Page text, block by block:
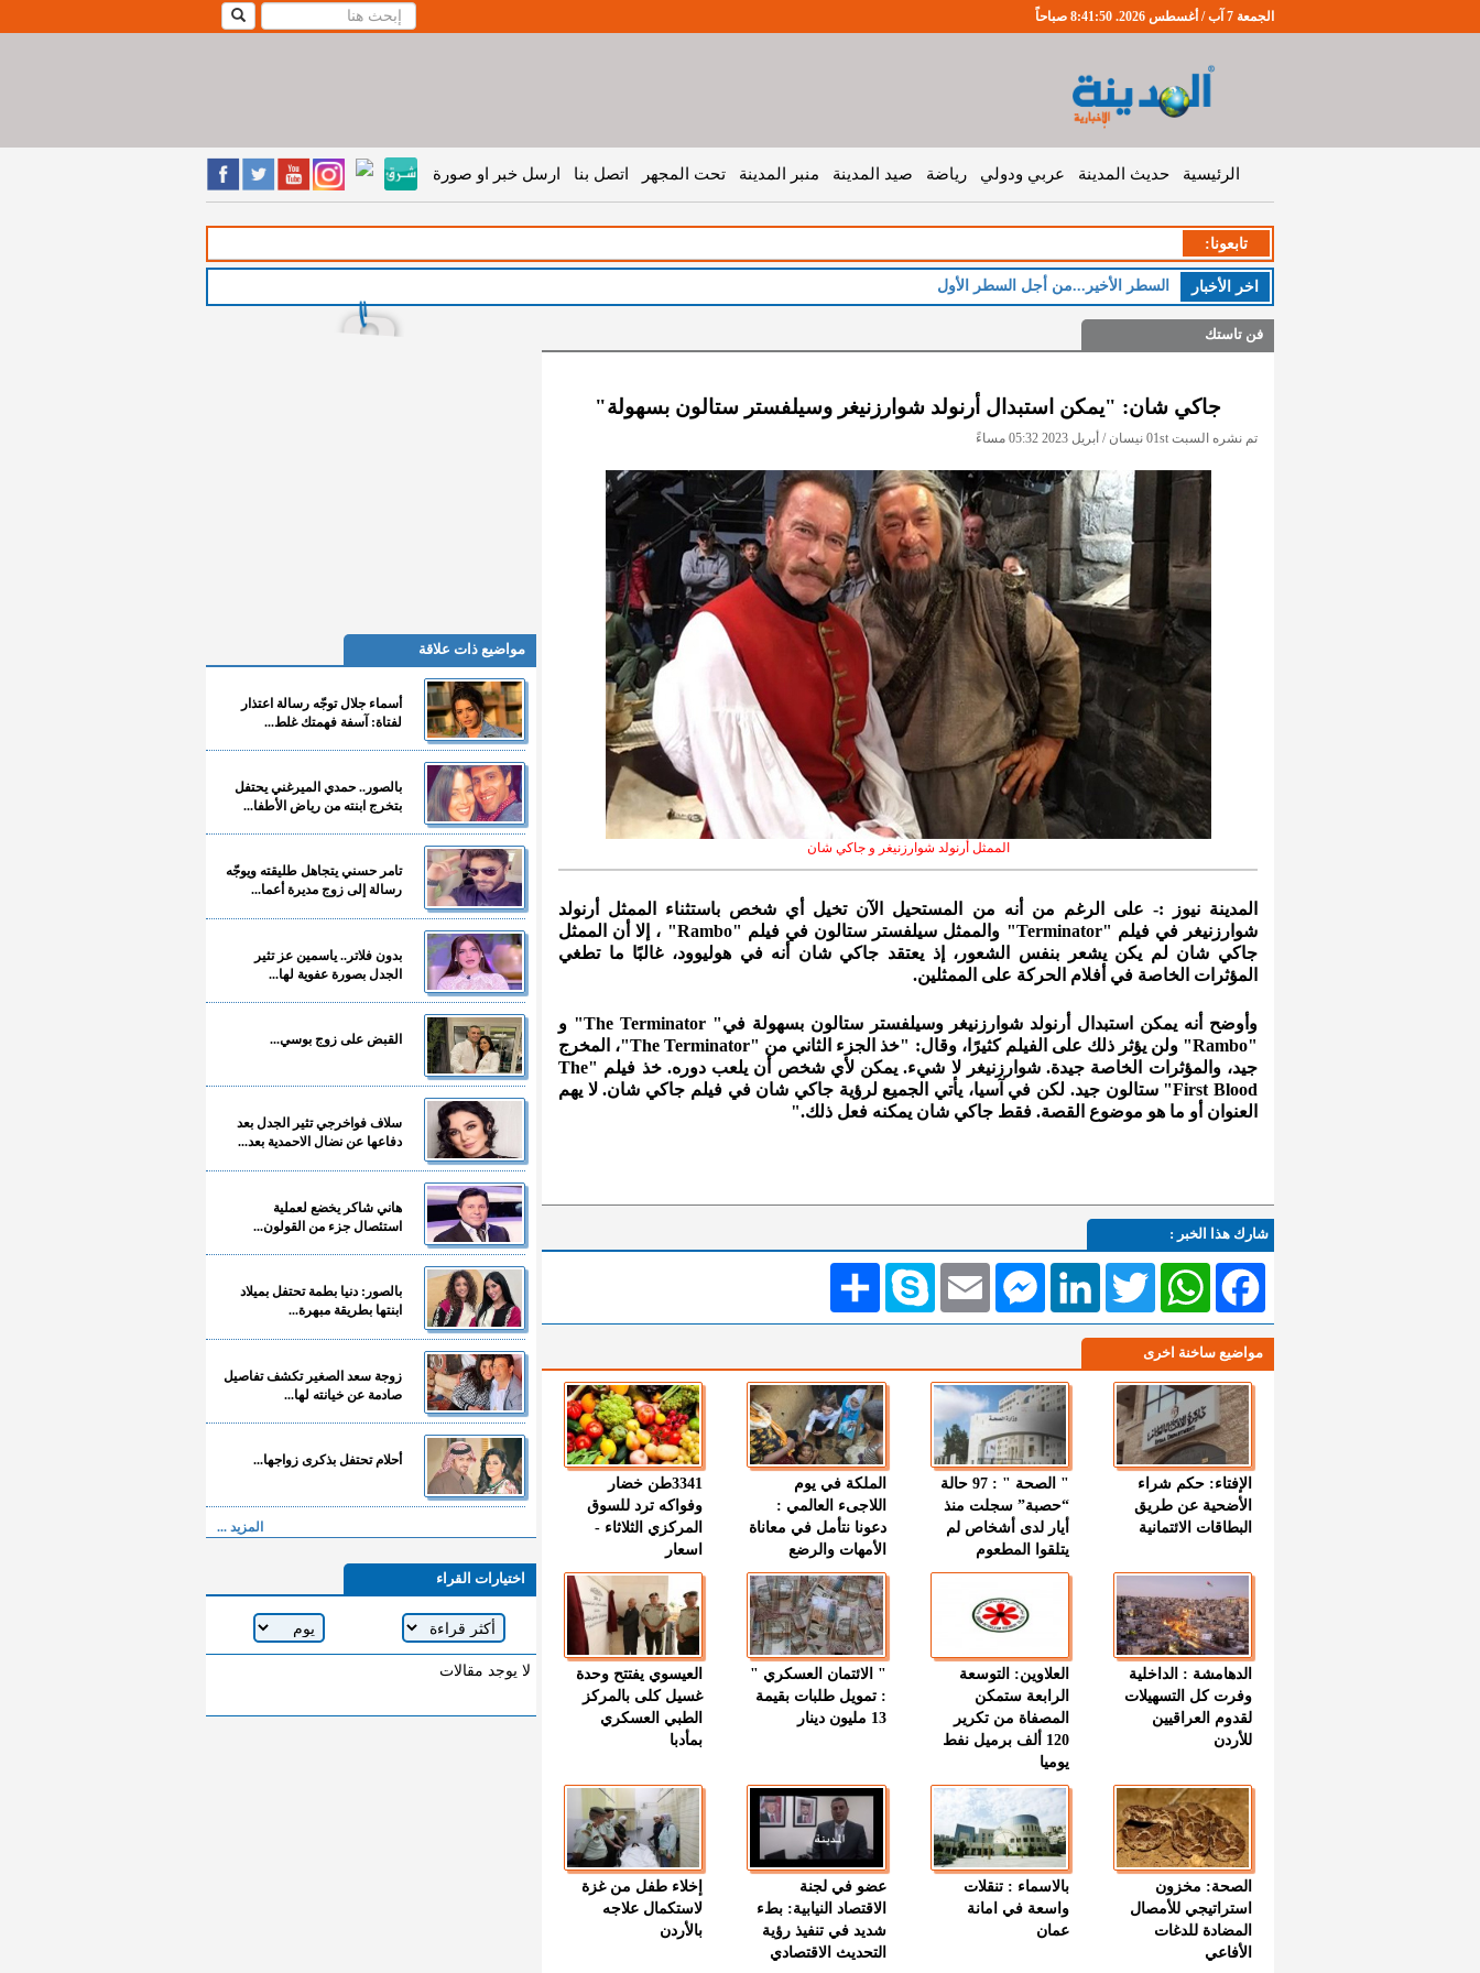
الجمعة 7 آب / أغسطس 2026. 8:41:50 صباحاً
الرئيسية حديث المدينة عربي ودولي رياضة صيد المدينة منبر المدينة تحت المجهر اتصل بنا ارسل خبر او صورة
تابعونا:
اخر اﻷخبار السطر الأخير...من أجل السطر الأول
فن تاستك
جاكي شان: "يمكن استبدال أرنولد شوارزنيغر وسيلفستر ستالون بسهولة"
تم نشره السبت 01st نيسان / أبريل 2023 05:32 مساءً
الممثل أرنولد شوارزنيغر و جاكي شان
المدينة نيوز :- على الرغم من أنه من المستحيل الآن تخيل أي شخص باستثناء الممثل أرنولد
شوارزنيغر في فيلم "Terminator" والممثل سيلفستر ستالون في فيلم "Rambo" ، إلا أن الممثل
جاكي شان لم يكن يشعر بنفس الشعور، إذ يعتقد جاكي شان أنه في هوليوود، غالبًا ما تطغي
المؤثرات الخاصة في أفلام الحركة على الممثلين.
وأوضح أنه يمكن استبدال أرنولد شوارزنيغر وسيلفستر ستالون بسهولة في" The Terminator" و
"Rambo" ولن يؤثر ذلك على الفيلم كثيرًا، وقال: "خذ الجزء الثاني من "The Terminator"، المخرج
جيد، والمؤثرات الخاصة جيدة. شوارزنيغر لا شيء. يمكن لأي شخص أن يلعب دوره. خذ فيلم "The
First Blood" ستالون جيد. لكن في آسيا، يأتي الجميع لرؤية جاكي شان في فيلم جاكي شان. لا يهم
العنوان أو ما هو موضوع القصة. فقط جاكي شان يمكنه فعل ذلك."
شارك هذا الخبر :
انشر Skype EmailMessengerLinkedIn TwitterWhatsAppFacebook
مواضيع ساخنة اخرى
الإفتاء: حكم شراء
الأضحية عن طريق
البطاقات الائتمانية
" الصحة " : 97 حالة
“حصبة” سجلت منذ
أيار لدى أشخاص لم
يتلقوا المطعوم
الملكة في يوم
اللاجىء العالمي :
دعونا نتأمل في معاناة
الأمهات والرضع
3341طن خضار
وفواكه ترد للسوق
المركزي الثلاثاء -
اسعار
الدهامشة : الداخلية
وفرت كل التسهيلات
لقدوم العراقيين
للأردن
العلاوين: التوسعة
الرابعة ستمكن
المصفاة من تكرير
120 ألف برميل نفط
يوميا
" الائتمان العسكري "
: تمويل طلبات بقيمة
13 مليون دينار
العيسوي يفتتح وحدة
غسيل كلى بالمركز
الطبي العسكري
بمأدبا
الصحة: مخزون
استراتيجي للأمصال
المضادة للدغات
الأفاعي
بالاسماء : تنقلات
واسعة في امانة
عمان
عضو في لجنة
الاقتصاد النيابية: بطء
شديد في تنفيذ رؤية
التحديث الاقتصادي
إخلاء طفل من غزة
لاستكمال علاجه
بالأردن
مواضيع ذات علاقة
أسماء جلال توجّه رسالة اعتذار
لفتاة: آسفة فهمتك غلط...
بالصور.. حمدي الميرغني يحتفل
بتخرج ابنته من رياض الأطفا...
تامر حسني يتجاهل طليقته ويوجّه
رسالة إلى زوج مديرة أعما...
بدون فلاتر.. ياسمين عز تثير
الجدل بصورة عفوية لها...
القبض على زوج بوسي...
سلاف فواخرجي تثير الجدل بعد
دفاعها عن نضال الاحمدية بعد...
هاني شاكر يخضع لعملية
استئصال جزء من القولون...
بالصور: دنيا بطمة تحتفل بميلاد
ابنتها بطريقة مبهرة...
زوجة سعد الصغير تكشف تفاصيل
صادمة عن خيانته لها...
أحلام تحتفل بذكرى زواجها...
المزيد ...
اختيارات القراء
لا يوجد مقالات